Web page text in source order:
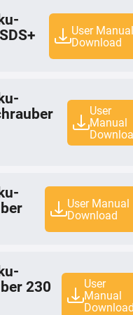
User
Download
User
Manual
User Manual
Download
230
User
Manual